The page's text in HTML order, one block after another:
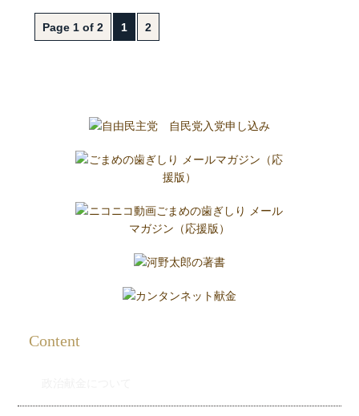
Page 1 of 2 1 2
Content